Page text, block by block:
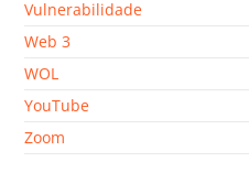
Vulnerabilidade
Web 3
WOL
YouTube
Zoom